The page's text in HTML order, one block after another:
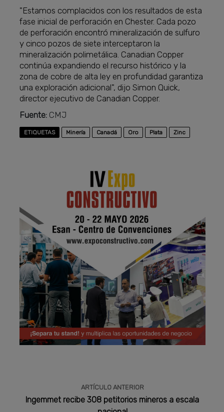
"Estamos complacidos con los resultados de esta
fase inicial de perforación en Chester. Cada pozo
de perforación encontró mineralización de sulfuro
y cinco pozos de siete interceptaron la
mineralización polimetálica. Canadian Copper
continúa expandiendo el recurso histórico y la
zona de cobre de alta ley en profundidad garantiza
una exploración adicional", dijo Simon Quick,
director ejecutivo de Canadian Copper.
Fuente: CMJ
ETIQUETAS Minería Canadá Oro Plata Zinc
ARTÍCULO ANTERIOR
Ingemmet recibe 308 petitorios mineros a escala